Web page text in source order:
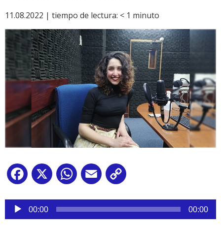
11.08.2022 | tiempo de lectura: < 1 minuto
Facebook
X WhatsApp
Email
Reproductor
audio
00:00 00:00